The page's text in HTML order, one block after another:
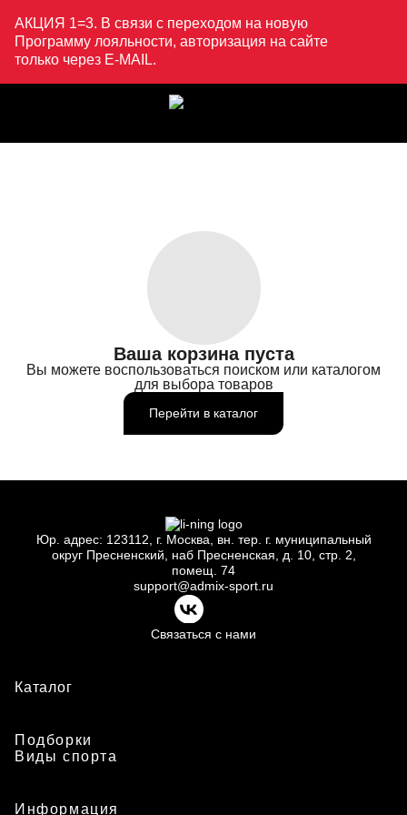
АКЦИЯ 1=3. В связи с переходом на новую
Программу лояльности, авторизация на сайте
только через E-MAIL.
Ваша корзина пуста
Вы можете воспользоваться поиском или каталогом
для выбора товаров
Перейти в каталог
Юр. адрес: 123112, г. Москва, вн. тер. г. муниципальный
округ Пресненский, наб Пресненская, д.
10, стр. 2,
помещ. 74
support@admix-sport.ru
Связаться с нами
Каталог
Подборки
Виды спорта
Информация